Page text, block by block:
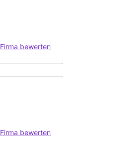
Firma bewerten
Firma bewerten